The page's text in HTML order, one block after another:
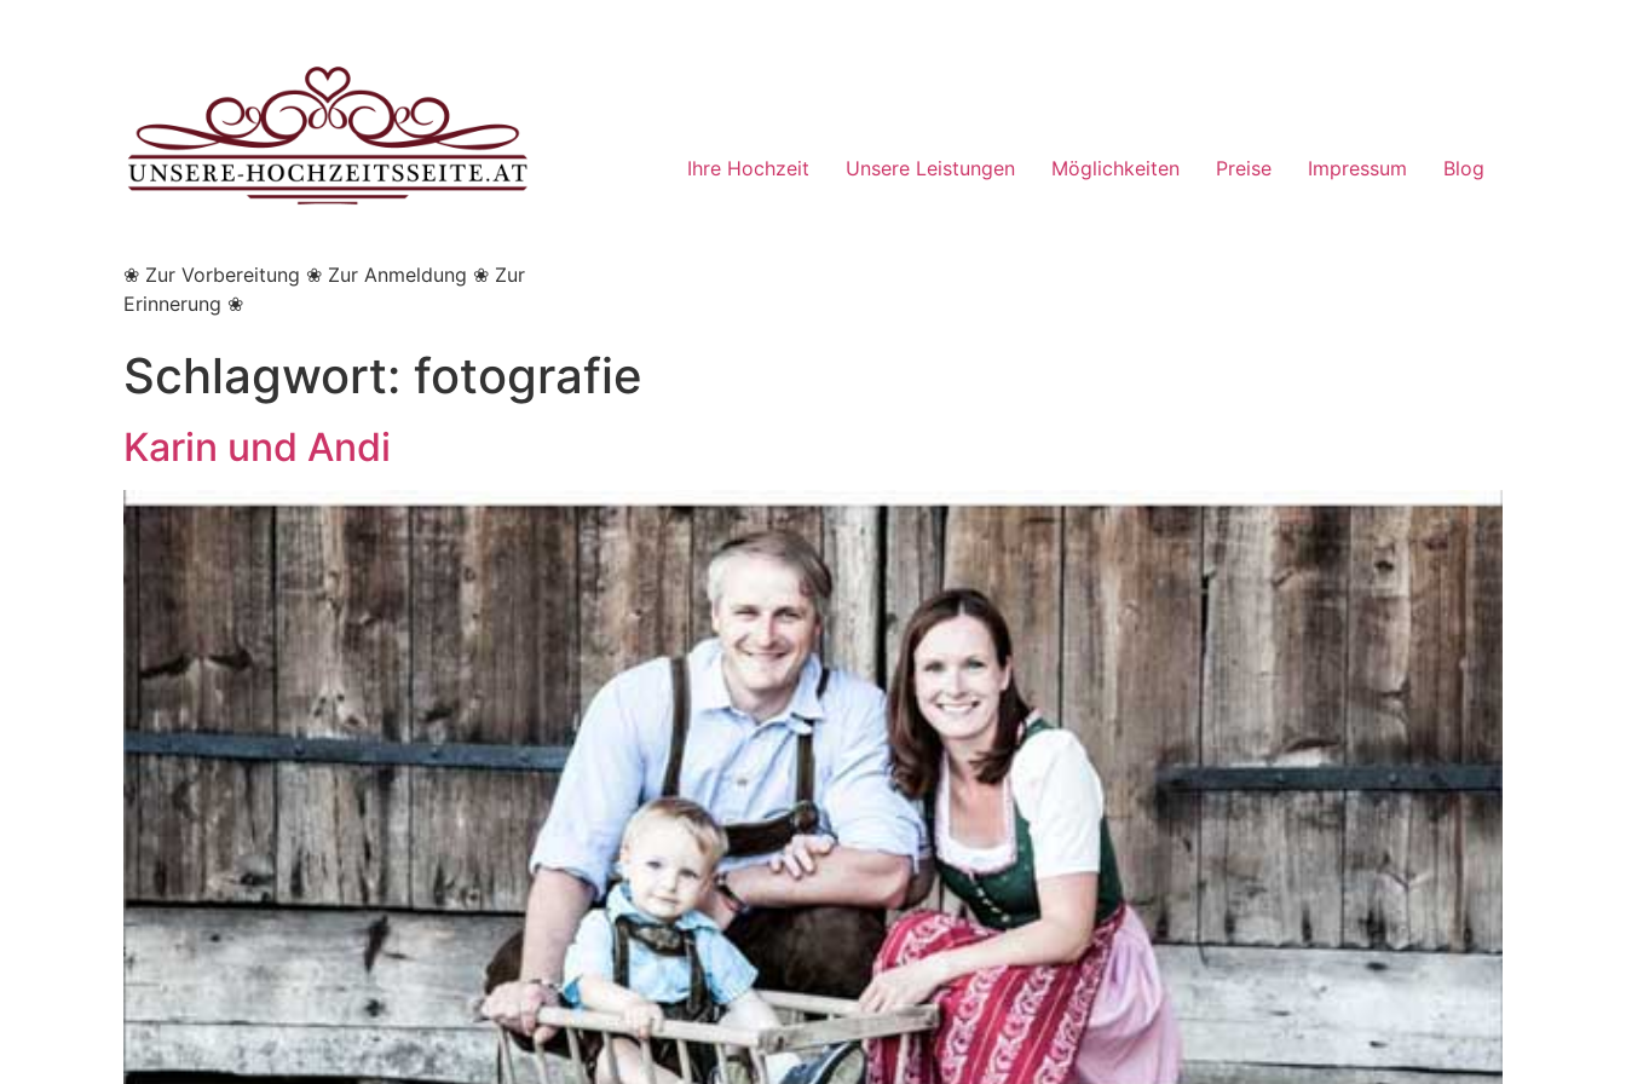
❀ Zur Vorbereitung ❀ Zur Anmeldung ❀ Zur
Erinnerung ❀
Ihre Hochzeit Unsere Leistungen Möglichkeiten Preise Impressum Blog
Schlagwort: fotografie
Karin und Andi